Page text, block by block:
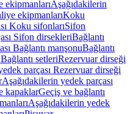
ekipmanlarıAşağıdakilerin
ekipmanlarıKoku
Koku sifonlarıSifon
Sifon dirsekleriBağlantı
Bağlantı manşonuBağlantı
setleriRezervuar dirseği
parçası Rezervuar dirseği
Aşağıdakilerin yedek parçası
kapaklarGeçiş ve bağlantı
Aşağıdakilerin yedek